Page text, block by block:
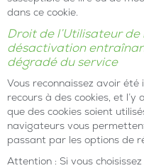
dans ce cookie.
Droit de l’Utilisateur de
désactivation
dégradé du service
Vous reconnaissez avoir
recours à des cookies, et l’y
que des cookies soient
navigateurs vous
passant par les options de
Attention : Si vous